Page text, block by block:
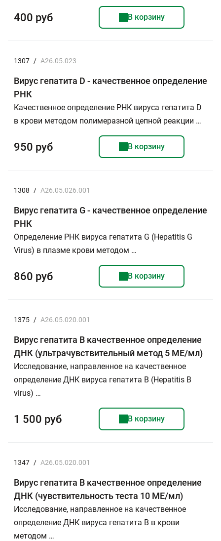
400 руб В корзину
1307 / A26.05.023
Вирус гепатита D - качественное определение
РНК
Качественное определение РНК вируса гепатита D
в крови методом полимеразной цепной реакции …
950 руб В корзину
1308 / A26.05.026.001
Вирус гепатита G - качественное определение
РНК
Определение РНК вируса гепатита G (Hepatitis G
Virus) в плазме крови методом …
860 руб В корзину
1375 / A26.05.020.001
Вирус гепатита В качественное определение
ДНК (ультрачувствительный метод 5 МЕ/мл)
Исследование, направленное на качественное
определение ДНК вируса гепатита В (Hepatitis B
virus) …
1 500 руб В корзину
1347 / A26.05.020.001
Вирус гепатита В качественное определение
ДНК (чувствительность теста 10 МЕ/мл)
Исследование, направленное на качественное
определение ДНК вируса гепатита B в крови
методом …